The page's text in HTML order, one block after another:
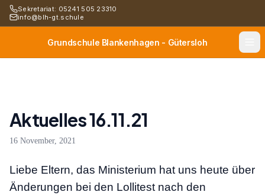
Sekretariat: 05241 505 23310
info@blh-gt.schule
Grundschule Blankenhagen - Gütersloh
Aktuelles 16.11.21
16 November, 2021
Liebe Eltern, das Ministerium hat uns heute über
Änderungen bei den Lollitest nach den